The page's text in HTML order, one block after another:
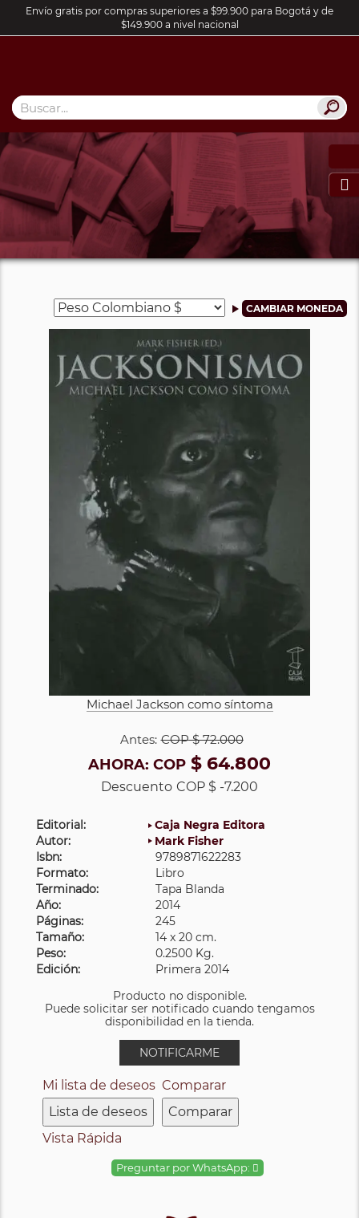
Envío gratis por compras superiores a $99.900 para Bogotá y de
$149.900 a nivel nacional

Michael Jackson como síntoma
Antes: COP$ 72.000
AHORA: COP $ 64.800
Descuento COP $ -7.200
Editorial:
Caja Negra Editora
Autor:
Mark Fisher
Isbn:
9789871622283
Formato:
Libro
Terminado:
Tapa Blanda
Año:
2014
Páginas:
245
Tamaño:
14 x 20 cm.
Peso:
0.2500 Kg.
Edición:
Primera 2014
Producto no disponible.
Puede solicitar ser notificado cuando tengamos
disponibilidad en la tienda.
NOTIFICARME
Mi lista de deseos
Lista de deseos
Comparar
Comparar
Vista Rápida
Preguntar por WhatsApp: